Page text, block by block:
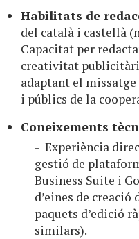
Habilitats de
del català i castellà
Capacitat per
creativitat
adaptant el
i públics de la
Coneixements
Experiència
gestió de
Business Suite i
d’eines de
paquets d’edició
similars).